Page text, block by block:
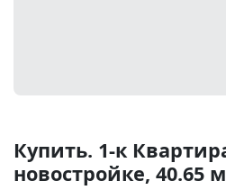
Купить. 1-к
новостройке, 40.65